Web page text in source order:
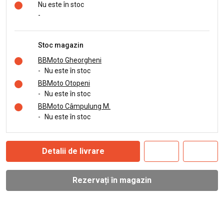
Nu este în stoc
-
Stoc magazin
BBMoto Gheorgheni
-
Nu este în stoc
BBMoto Otopeni
-
Nu este în stoc
BBMoto Câmpulung M.
-
Nu este în stoc
Detalii de livrare
Rezervați în magazin